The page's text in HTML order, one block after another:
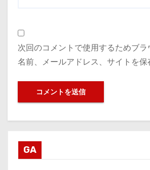
次回のコメントで使用するためブ
名前、メールアドレス、サイトを保
GA